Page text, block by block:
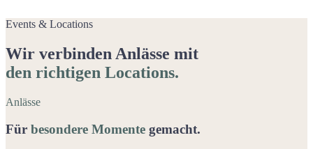
Events & Locations
Wir verbinden Anlässe mit
den richtigen Locations.
Anlässe
Für besondere Momente gemacht.